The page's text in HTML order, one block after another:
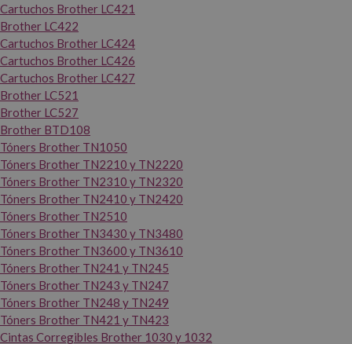
Cartuchos Brother LC421
Brother LC422
Cartuchos Brother LC424
Cartuchos Brother LC426
Cartuchos Brother LC427
Brother LC521
Brother LC527
Brother BTD108
Tóners Brother TN1050
Tóners Brother TN2210 y TN2220
Tóners Brother TN2310 y TN2320
Tóners Brother TN2410 y TN2420
Tóners Brother TN2510
Tóners Brother TN3430 y TN3480
Tóners Brother TN3600 y TN3610
Tóners Brother TN241 y TN245
Tóners Brother TN243 y TN247
Tóners Brother TN248 y TN249
Tóners Brother TN421 y TN423
Cintas Corregibles Brother 1030 y 1032